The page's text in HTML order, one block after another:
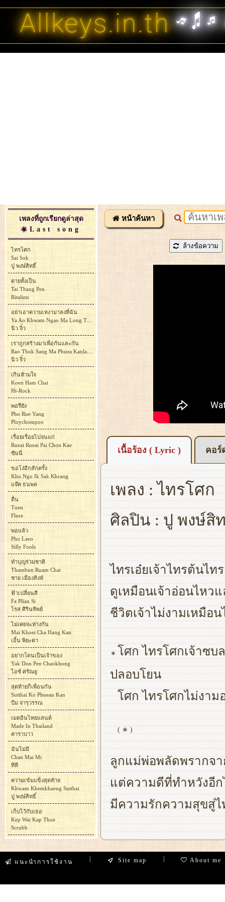
Allkeys.in.th
หน้าค้นหา
ล้างข้อความ
เนื้อร้อง ( Lyric ) คอร์
เพลง : ไทรโศก
ศิลปิน : ปู พงษ์สิ
ไทรเอ๋ยเจ้าไทรต้นไ
ดูเหมือนเจ้าอ่อนไหว
ชีวิตเจ้าไม่งามเหมือ
∗ โศก ไทรโศกเจ้าซ
ปลอบโยน
โศก ไทรโศกไม่งาม
( ∗ )
ลูกแม่พ่อพลัดพรากจา
แต่ความดีที่ทำหวังอี
มีความรักความสุขสู่ไ
เพลงที่ถูกเรียกดูล่าสุด
Last song
ไทรโศก
Sai Sok
ปู พงษ์สิทธิ์
ตายทั้งเป็น
Tai Thang Pen
Ritalinn
อย่าเอาความเหงามาลงที่ฉัน
Ya Ao Khwam Ngao Ma Long Thi Chan
นิว จิ๋ว
เราถูกสร้างมาเพื่อกันและกัน
Rao Thuk Sang Ma Phuea Kanlaekan
นิว จิ๋ว
เกินห้ามใจ
Koen Ham Chai
Hi-Rock
พอรึยัง
Pho Rue Yang
Ploychompoo
เรื่อยเรื่อยไปจนแก่
Rueai Rueai Pai Chon Kae
ซันนี่
ขอโง่อีกสักครั้ง
Kho Ngo Ik Sak Khrang
แจ๊ค ธนพล
ตื่น
Tuen
Flure
พอแล้ว
Pho Laeo
Silly Fools
ทำบุญร่วมชาติ
Thambun Ruam Chat
ชาย เมืองสิงห์
ฟ้าเปลี่ยนสี
Fa Plian Si
โรส ศิรินทิพย์
ไม่เคยจะห่างกัน
Mai Khoei Cha Hang Kan
เอิ้น พิยะดา
อยากโดนเป็นเจ้าของ
Yak Don Pen Chaokhong
ไอซ์ ศรัณยู
สุดท้ายก็เพื่อนกัน
Sutthai Ko Phuean Kan
บีม จารุวรรณ
เมดอินไทยแลนด์
Made In Thailand
คาราบาว
ฉันไม่มี
Chan Mai Mi
ทีที
ความเข้มแข็งสุดท้าย
Khwam Khemkhaeng Sutthai
ปู พงษ์สิทธิ์
เก็บไว้กับเธอ
Kep Wai Kap Thoe
Scrubb
แนะนำการใช้งาน Site map About me